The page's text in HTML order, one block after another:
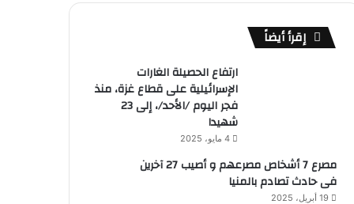
إقرأ أيضاً
ارتفاع الحصيلة الغارات
الإسرائيلية على قطاع غزة، منذ
فجر اليوم /الأحد/، إلى 23
شهيدا
4 مايو، 2025
مصرع 7 أشخاص مصرعهم و أصيب 27 آخرين
فى حادث تصادم بالمنيا
19 أبريل، 2025